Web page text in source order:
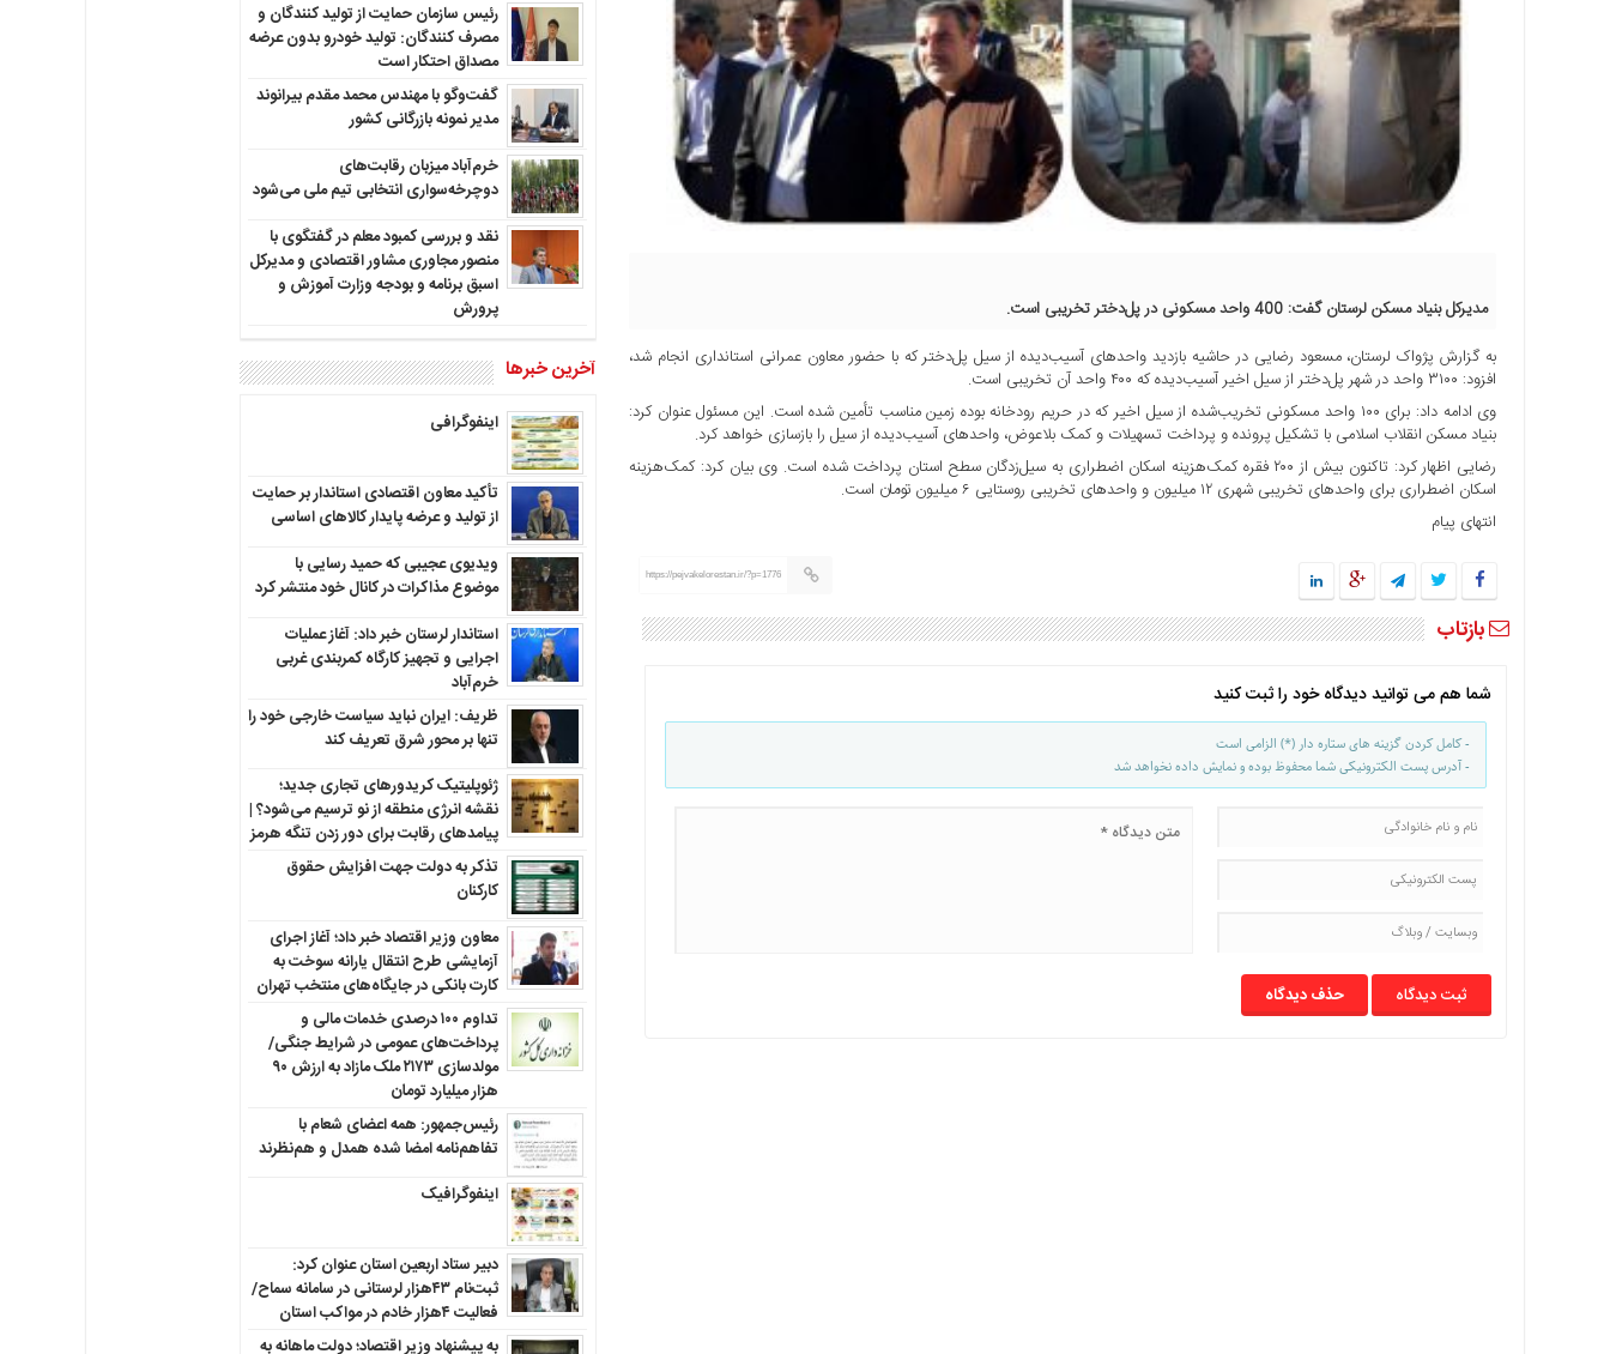
مدیرکل بنیاد مسکن لرستان گفت: 400 واحد مسکونی در پل‌دختر تخریبی است.
به گزارش پژواک لرستان، مسعود رضایی در حاشیه بازدید واحدهای آسیب‌دیده از سیل پل‌دختر که با حضور معاون عمرانی استانداری انجام شد،
افزود: ۳۱۰۰ واحد در شهر پل‌دختر از سیل اخیر آسیب‌دیده که ۴۰۰ واحد آن تخریبی است.
وی ادامه داد: برای ۱۰۰ واحد مسکونی تخریب‌شده از سیل اخیر که در حریم رودخانه بوده زمین مناسب تأمین شده است. این مسئول عنوان کرد:
بنیاد مسکن انقلاب اسلامی با تشکیل پرونده و پرداخت تسهیلات و کمک‌ بلاعوض، واحدهای آسیب‌دیده از سیل را بازسازی خواهد کرد.
رضایی اظهار کرد: تاکنون بیش از ۲۰۰ فقره کمک‌هزینه اسکان اضطراری به سیل‌زدگان سطح استان پرداخت شده است. وی بیان کرد: کمک‌هزینه
اسکان اضطراری برای واحدهای تخریبی شهری ۱۲ میلیون و واحدهای تخریبی روستایی ۶ میلیون تومان است.
انتهای پیام
https://pejvakelorestan.ir/?p=1776
بازتاب
شما هم می توانید دیدگاه خود را ثبت کنید
- کامل کردن گزینه های ستاره دار (*) الزامی است
- آدرس پست الکترونیکی شما محفوظ بوده و نمایش داده نخواهد شد
حذف دیدگاه
رئیس سازمان حمایت از تولید کنندگان و
مصرف کنندگان: تولید خودرو بدون عرضه
مصداق احتکار است
گفت‌وگو با مهندس محمد مقدم بیرانوند
مدیر نمونه بازرگانی کشور
خرم‌آباد میزبان رقابت‌های
دوچرخه‌سواری انتخابی تیم ملی می‌شود
نقد و بررسی کمبود معلم در گفتگوی با
منصور مجاوری مشاور اقتصادی و مدیرکل
اسبق برنامه و بودجه وزارت آموزش و
پرورش
آخرین خبرها
اینفوگرافی
تأکید معاون اقتصادی استاندار بر حمایت
از تولید و عرضه پایدار کالاهای اساسی
ویدیوی عجیبی که حمید رسایی با
موضوع مذاکرات در کانال خود منتشر کرد
استاندار لرستان خبر داد: آغاز عملیات
اجرایی و تجهیز کارگاه کمربندی غربی
خرم‌آباد
ظریف: ایران نباید سیاست خارجی خود را
تنها بر محور شرق تعریف کند
ژئوپلیتیک کریدورهای تجاری جدید؛
نقشه انرژی منطقه‌ از نو ترسیم می‌شود؟ |
پیامدهای رقابت برای دور زدن تنگه هرمز
تذکر به دولت جهت افزایش حقوق
کارکنان ‌
معاون وزیر اقتصاد خبر داد؛ آغاز اجرای
آزمایشی طرح انتقال یارانه سوخت به
کارت بانکی در جایگاه‌های منتخب تهران
تداوم ۱۰۰ درصدی خدمات مالی و
پرداخت‌های عمومی در شرایط جنگی/
مولدسازی ۲۱۷۳ ملک مازاد به ارزش ۹۰
هزار میلیارد تومان
رئیس‌جمهور: همه اعضای شعام با
تفاهم‌نامه امضا شده همدل و هم‌نظرند
اینفوگرافیک
دبیر ستاد اربعین استان عنوان کرد:
ثبت‌نام ۴۳هزار لرستانی در سامانه سماح/
فعالیت ۴هزار خادم در مواکب استان
به پیشنهاد وزیر اقتصاد؛ دولت ماهانه به